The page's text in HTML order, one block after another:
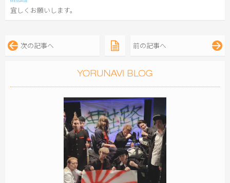
宜しくお願いします。
次の記事へ 前の記事へ